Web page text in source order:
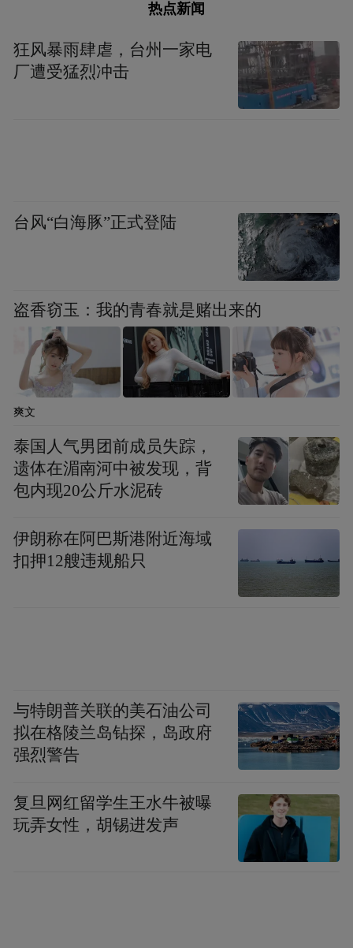
双节假期，
南昌 有哪些精彩活动？
快来提前了解
特色活动
营造浓厚节日氛围
南昌县
“秋日胜春朝 昌南共此时——南昌县文化市
集在“河畔市集”的基础上进行了全面升级，
规模更大、覆盖面更广、内容更丰富。
化体验。
此外，市集还将在小红书等新媒体平台上发
引更多年轻群体的关注与参与。
热点新闻
狂风暴雨肆虐，台州一家电
厂遭受猛烈冲击
台风“白海豚”正式登陆
盗香窃玉：我的青春就是赌出来的
爽文
泰国人气男团前成员失踪，
遗体在湄南河中被发现，背
包内现20公斤水泥砖
伊朗称在阿巴斯港附近海域
扣押12艘违规船只
与特朗普关联的美石油公司
拟在格陵兰岛钻探，岛政府
强烈警告
复旦网红留学生王水牛被曝
玩弄女性，胡锡进发声